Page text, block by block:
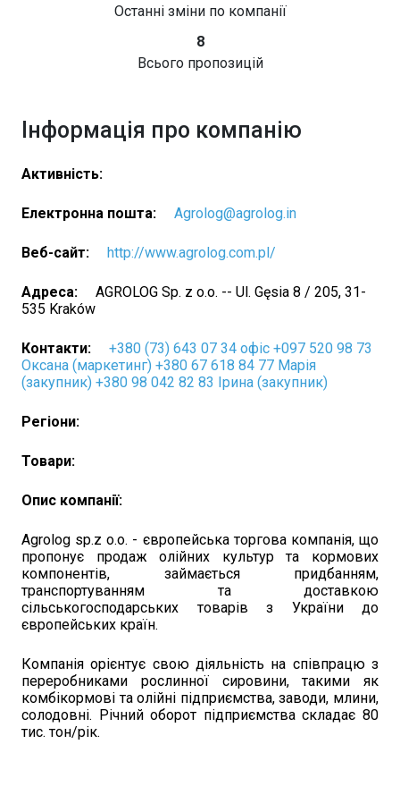
Останні зміни по компанії
8
Всього пропозицій
Інформація про компанію
Активність:
Електронна пошта: Agrolog@agrolog.in
Веб-сайт: http://www.agrolog.com.pl/
Адреса:
AGROLOG Sp. z o.o. -- Ul. Gęsia 8 / 205, 31-
535 Kraków
Контакти:
+380 (73) 643 07 34 офіс +097 520 98 73
Оксана (маркетинг) +380 67 618 84 77 Марія
(закупник) +380 98 042 82 83 Ірина (закупник)
Регіони:
Товари:
Опис компанії:
Agrolog sp.z o.o. - європейська торгова компанія, що
пропонує продаж олійних культур та кормових
компонентів, займається придбанням,
транспортуванням та доставкою
сільськогосподарських товарів з України до
європейських країн.
Компанія орієнтує свою діяльність на співпрацю з
переробниками рослинної сировини, такими як
комбікормові та олійні підприємства, заводи, млини,
солодовні. Річний оборот підприємства складає 80
тис. тон/рік.